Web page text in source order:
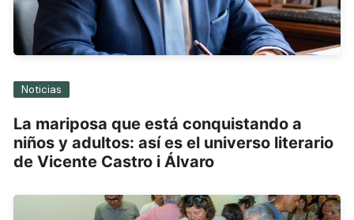
Noticias
La mariposa que está conquistando a
niños y adultos: así es el universo literario
de Vicente Castro i Álvaro